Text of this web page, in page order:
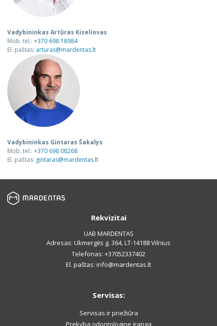
Vadybininkas Artūras Kiseliovas
Mob. tel.: +370 698 18984
El. paštas: arturas@mardentas.lt
Vadybininkas Gintaras Šakalys
Mob. tel.: +370 698 08268
El. paštas: gintaras@mardentas.lt
Rekvizitai
UAB MARDENTAS
Adresas: Ukmergės g. 364, LT-14188 Vilnius
Telefonas: +37052337402
El. paštas: info@mardentas.lt
Servisas:
Servisas ir priežiūra
Prekyba odontologine įranga